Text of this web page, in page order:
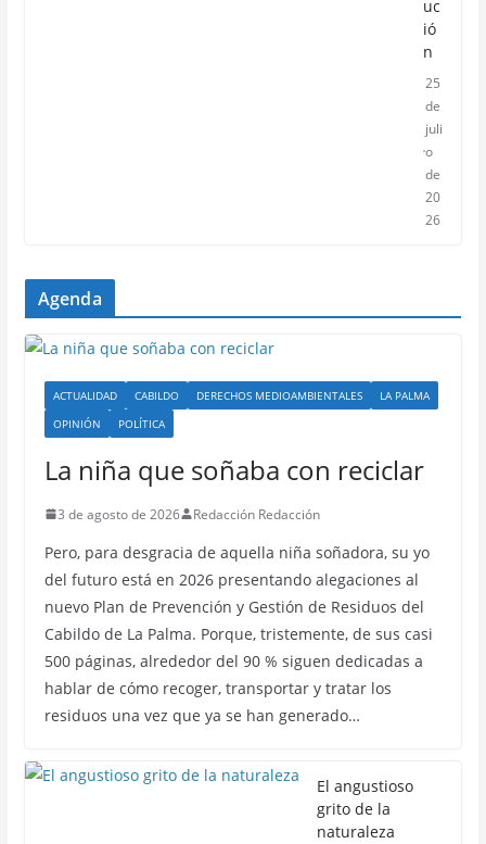
uc
ió
n
25
de
juli
o
de
20
26
Agenda
ACTUALIDAD CABILDO DERECHOS MEDIOAMBIENTALES
LA PALMA
OPINIÓN
POLÍTICA
La niña que soñaba con reciclar
3 de agosto de 2026 Redacción Redacción
Pero, para desgracia de aquella niña soñadora, su yo
del futuro está en 2026 presentando alegaciones al
nuevo Plan de Prevención y Gestión de Residuos del
Cabildo de La Palma. Porque, tristemente, de sus casi
500 páginas, alrededor del 90 % siguen dedicadas a
hablar de cómo recoger, transportar y tratar los
residuos una vez que ya se han generado…
El angustioso
grito de la
naturaleza